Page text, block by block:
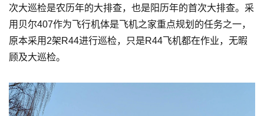
次大巡检是农历年的大排查，也是阳历年的首次大排查。采
用贝尔407作为飞行机体是飞机之家重点规划的任务之一，
原本采用2架R44进行巡检，只是R44飞机都在作业，无暇
顾及大巡检。